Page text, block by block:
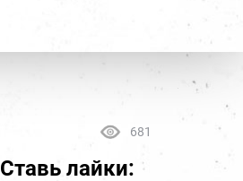
681
Ставь лайки: